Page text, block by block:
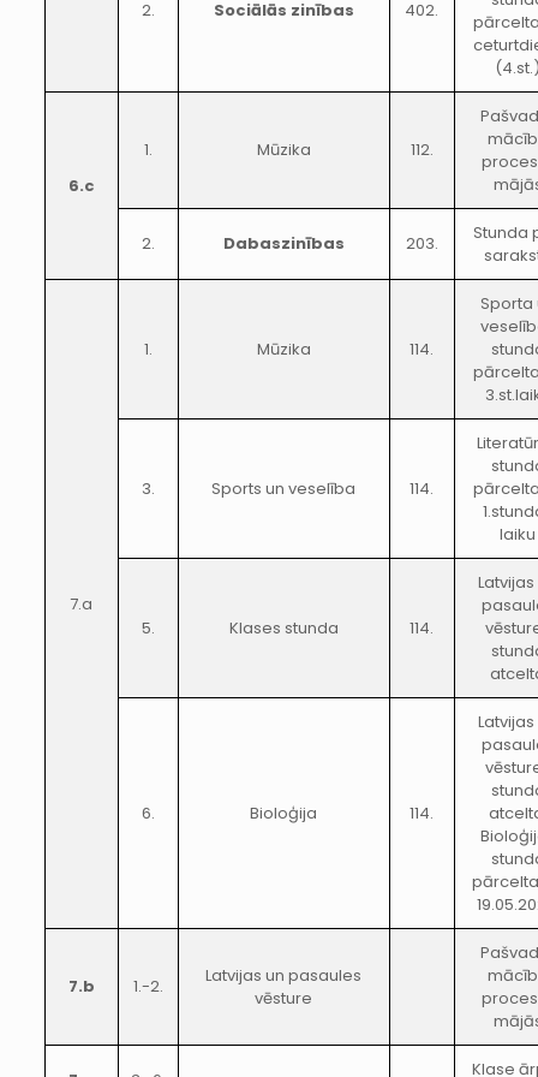
2. Sociālās zinības 402.
6.c
1. Mūzika 112.
2. Dabaszinības 203.
Stunda
7.a
1. Mūzika 114.
Sporta
3. Sports un veselība 114.
laiku
5. Klases stunda 114.
6. Bioloģija 114.
7.b 1.-2.
Latvijas un pasaules
vēsture
Klase